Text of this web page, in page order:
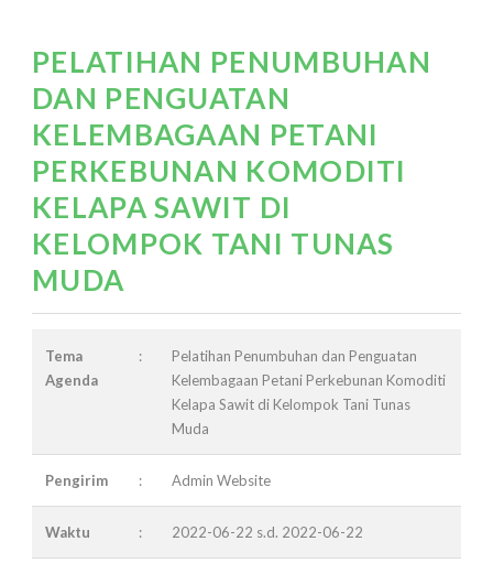
PELATIHAN PENUMBUHAN
DAN PENGUATAN
KELEMBAGAAN PETANI
PERKEBUNAN KOMODITI
KELAPA SAWIT DI
KELOMPOK TANI TUNAS
MUDA
Tema
Agenda
:
Pelatihan Penumbuhan dan Penguatan
Kelembagaan Petani Perkebunan Komoditi
Kelapa Sawit di Kelompok Tani Tunas
Muda
Pengirim : Admin Website
Waktu : 2022-06-22 s.d. 2022-06-22